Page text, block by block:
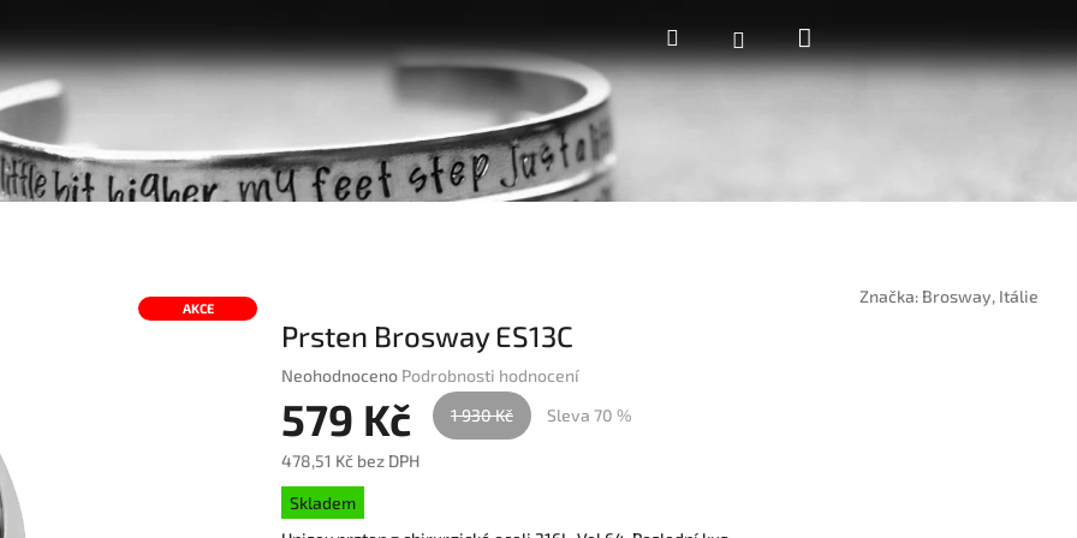
HledatPřihlášeníNákupní
košík
AKCE
Značka: Brosway, Itálie
Prsten Brosway ES13C
Průměrné
produktu
0,0
5
Neohodnoceno Podrobnosti hodnocení
579 Kč 1 930 Kč Sleva 70 %
478,51 Kč bez DPH
Měrná
cena:
Skladem